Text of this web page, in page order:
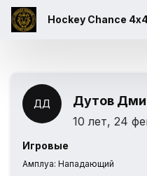
Hockey Chance
ДД Дутов
10 лет, 24
Игровые
Амплуа: Нападающий